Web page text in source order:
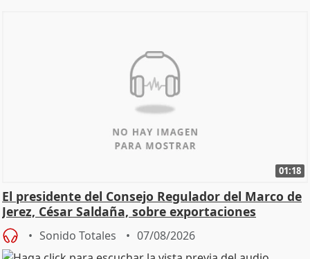
01:18
El presidente del Consejo Regulador del Marco de
Jerez, César Saldaña, sobre exportaciones
Sonido Totales 07/08/2026